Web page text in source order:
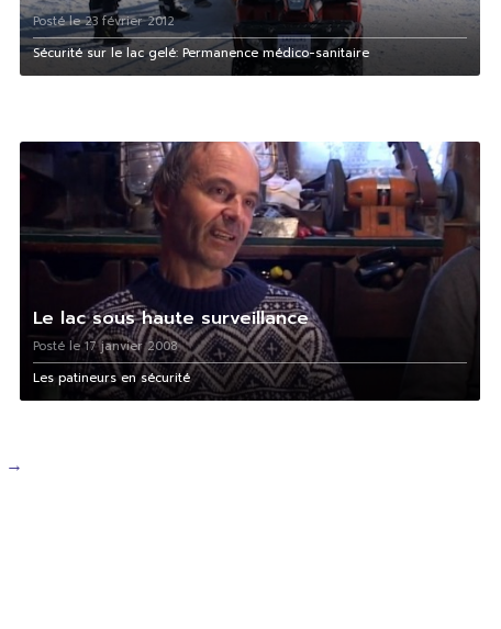
Posté le 23 février 2012
Sécurité sur le lac gelé: Permanence médico-sanitaire
Le lac sous haute surveillance
Posté le 17 janvier 2008
Les patineurs en sécurité
→